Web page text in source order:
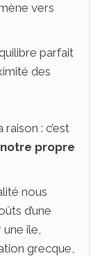
vers
parfait
des
raison : c’est
propre
nous
d’une
île,
grecque,